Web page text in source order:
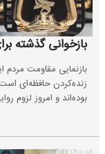
بازخوانی گذشته
بازنمایی مقاومت مردم
زنده‌کردن حافظه‌ای
بوده‌اند و امروز